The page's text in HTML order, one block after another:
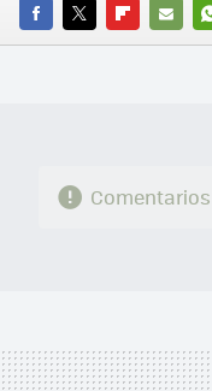
FACEBOOK
TWITTERFLIPBOARD
E-